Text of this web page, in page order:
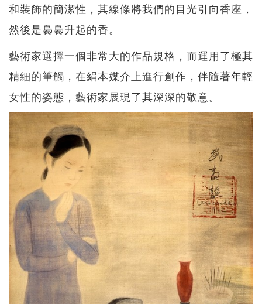
和裝飾的簡潔性，其線條將我們的目光引向香座，
然後是裊裊升起的香。
藝術家選擇一個非常大的作品規格，而運用了極其
精細的筆觸，在絹本媒介上進行創作，伴隨著年輕
女性的姿態，藝術家展現了其深深的敬意。